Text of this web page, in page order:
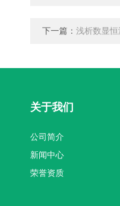
下一篇： 浅析数显
关于我们
公司简介
新闻中心
荣誉资质